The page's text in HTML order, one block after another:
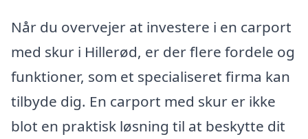
Når du overvejer at investere i en carport
med skur i Hillerød, er der flere fordele og
funktioner, som et specialiseret firma kan
tilbyde dig. En carport med skur er ikke
blot en praktisk løsning til at beskytte dit